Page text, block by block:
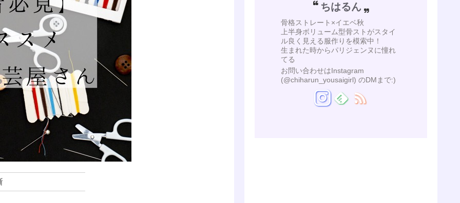
ちはるん
骨格ストレート×イエベ秋
上半身ボリューム型骨ストがスタイ
ル良く見える服作りを模索中！
生まれた時からパリジェンヌに憧れ
てる
お問い合わせはInstagram
(@chiharun_yousaigirl) のDMまで:)